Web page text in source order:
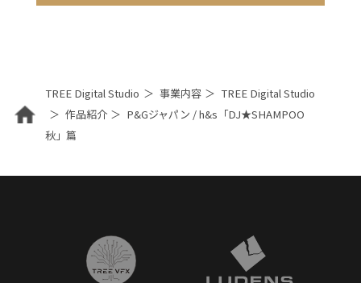
TREE Digital Studio 事業内容
TREE Digital Studio
作品紹介
P&Gジャパン / h&s「DJ★SHAMPOO
秋」篇